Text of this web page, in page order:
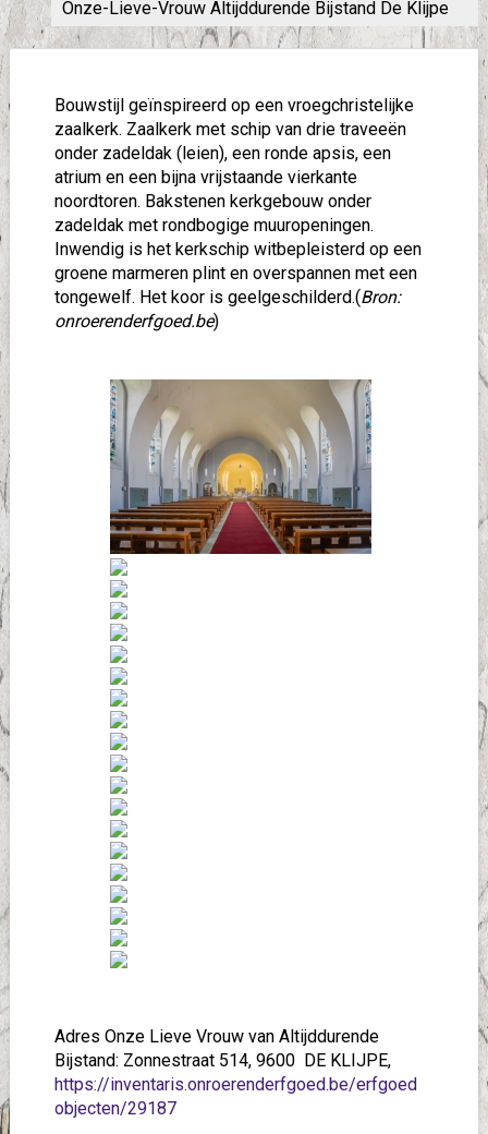
Onze-Lieve-Vrouw Altijddurende Bijstand De Klijpe
Bouwstijl geïnspireerd op een vroegchristelijke
zaalkerk. Zaalkerk met schip van drie traveeën
onder zadeldak (leien), een ronde apsis, een
atrium en een bijna vrijstaande vierkante
noordtoren. Bakstenen kerkgebouw onder
zadeldak met rondbogige muuropeningen.
Inwendig is het kerkschip witbepleisterd op een
groene marmeren plint en overspannen met een
tongewelf. Het koor is geelgeschilderd.(Bron:
onroerenderfgoed.be)
Adres Onze Lieve Vrouw van Altijddurende
Bijstand: Zonnestraat 514, 9600 DE KLIJPE,
https://inventaris.onroerenderfgoed.be/erfgoed
objecten/29187